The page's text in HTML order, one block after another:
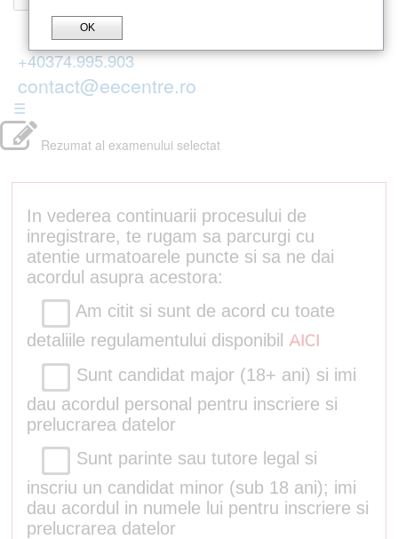
+40374.995.903
contact@eecentre.ro
☰
Rezumat al examenului selectat
In vederea continuarii procesului de
inregistrare, te rugam sa parcurgi cu
atentie urmatoarele puncte si sa ne dai
acordul asupra acestora:
Am citit si sunt de acord cu toate
detaliile regulamentului disponibil AICI
Sunt candidat major (18+ ani) si imi
dau acordul personal pentru inscriere si
prelucrarea datelor
Sunt parinte sau tutore legal si
inscriu un candidat minor (sub 18 ani); imi
dau acordul in numele lui pentru inscriere si
prelucrarea datelor
OK